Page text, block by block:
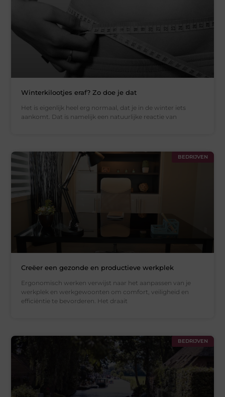
Winterkilootjes eraf? Zo doe je dat
Het is eigenlijk heel erg normaal, dat je in de winter iets
aankomt. Dat is namelijk een natuurlijke reactie van
BEDRIJVEN
Creëer een gezonde en productieve werkplek
Ergonomisch werken verwijst naar het aanpassen van je
werkplek en werkgewoonten om comfort, veiligheid en
efficiëntie te bevorderen. Het draait
BEDRIJVEN